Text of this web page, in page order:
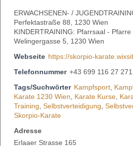
ERWACHSENEN- /
Perfektastraße 88, 1230 Wien
KINDERTRAINING: Pfarrsaal -
Welingergasse 5, 1230 Wien
Webseite https://skorpio-
Telefonnummer +43 699 116 27 271
Tags/Suchwörter Kampfsport,
Karate 1230 Wien, Karate Kurse,
Training, Selbstverteidigung,
Skorpio-Karate
Adresse
Erlaaer Strasse 165